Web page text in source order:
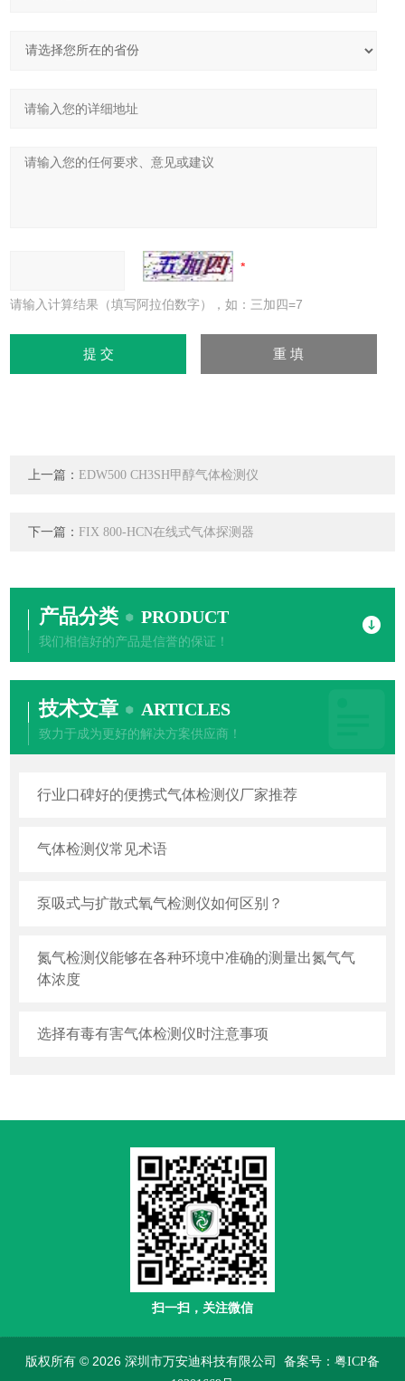
请输入计算结果（填写阿拉伯数字），如：三加四=7
上一篇： EDW500 CH3SH甲醇气体检测仪
下一篇： FIX 800-HCN在线式气体探测器
产品分类 PRODUCT
我们相信好的产品是信誉的保证！
技术文章 ARTICLES
致力于成为更好的解决方案供应商！
行业口碑好的便携式气体检测仪厂家推荐
气体检测仪常见术语
泵吸式与扩散式氧气检测仪如何区别？
氮气检测仪能够在各种环境中准确的测量出氮气气
体浓度
选择有毒有害气体检测仪时注意事项
扫一扫，关注微信
版权所有 © 2026 深圳市万安迪科技有限公司 备案号：粤ICP备